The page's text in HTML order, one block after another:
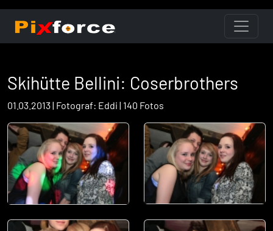
Skihütte Bellini: Coserbrothers
01.03.2013 | Fotograf: Eddi | 140 Fotos